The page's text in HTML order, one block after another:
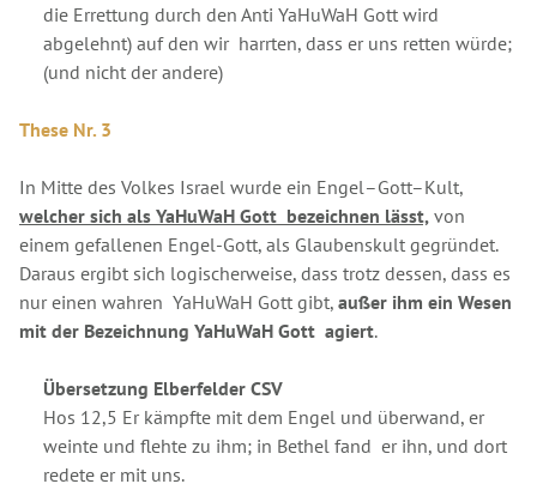
die Errettung durch den Anti YaHuWaH Gott wird
abgelehnt) auf den wir harrten, dass er uns retten würde;
(und nicht der andere)
These Nr. 3
In Mitte des Volkes Israel wurde ein Engel–Gott–Kult,
welcher sich als YaHuWaH Gott bezeichnen lässt, von
einem gefallenen Engel-Gott, als Glaubenskult gegründet.
Daraus ergibt sich logischerweise, dass trotz dessen, dass es
nur einen wahren YaHuWaH Gott gibt, außer ihm ein Wesen
mit der Bezeichnung YaHuWaH Gott agiert.
Übersetzung Elberfelder CSV
Hos 12,5 Er kämpfte mit dem Engel und überwand, er
weinte und flehte zu ihm; in Bethel fand er ihn, und dort
redete er mit uns.